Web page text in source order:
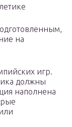
на
игр.
должны
наполнена